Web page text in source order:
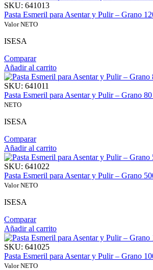
SKU: 641013
Pasta Esmeril para Asentar y Pulir – Grano
Valor NETO
ISESA
Comparar
Añadir al carrito
SKU: 641011
Pasta Esmeril para Asentar y Pulir – Grano
NETO
ISESA
Comparar
Añadir al carrito
SKU: 641022
Pasta Esmeril para Asentar y Pulir – Grano
Valor NETO
ISESA
Comparar
Añadir al carrito
SKU: 641025
Pasta Esmeril para Asentar y Pulir – Grano
Valor NETO